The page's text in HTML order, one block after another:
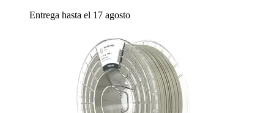
Entrega hasta el 17 agosto